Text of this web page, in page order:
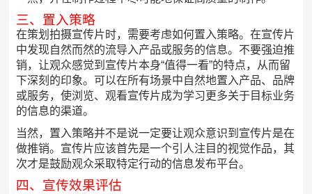
三、置入策略
在策划拍摄宣传片时，需要考虑如何置入策略。在宣传片
中发现自然而然的流导入产品或服务的信息。不要强迫推
销，让观众感觉到宣传片本身“值得一看”的特点，从而留
下深刻的印象。可以在所有场景中自然地置入产品、品牌
或服务，使浏览、观看宣传片成为学习更多关于目标业务
的信息的渠道。
当然，置入策略并不是说一定要让观众意识到宣传片是在
做推销。宣传片应该首先是一个引人注目的视觉作品，其
次才是鼓励观众采取特定行动的信息发布平台。
四、宣传效果评估